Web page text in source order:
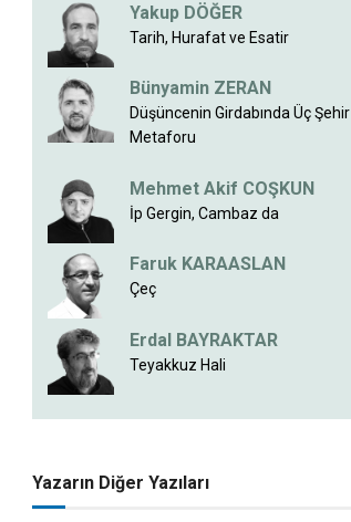
Yakup DÖĞER
Tarih, Hurafat ve Esatir
Bünyamin ZERAN
Düşüncenin Girdabında Üç Şehir
Metaforu
Mehmet Akif COŞKUN
İp Gergin, Cambaz da
Faruk KARAASLAN
Çeç
Erdal BAYRAKTAR
Teyakkuz Hali
Yazarın Diğer Yazıları